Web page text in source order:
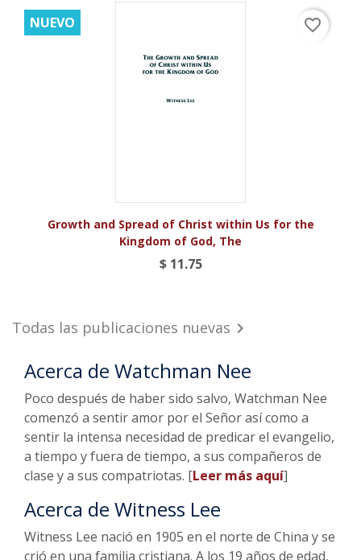
Growth and Spread of Christ within Us for the
Kingdom of God, The
$ 11.75
NUEVO favorite_border
Todas las publicaciones nuevas 
Acerca de Watchman Nee
Poco después de haber sido salvo, Watchman Nee
comenzó a sentir amor por el Señor así como a
sentir la intensa necesidad de predicar el evangelio,
a tiempo y fuera de tiempo, a sus compañeros de
clase y a sus compatriotas. [Leer más aquí]
Acerca de Witness Lee
Witness Lee nació en 1905 en el norte de China y se
crió en una familia cristiana. A los 19 años de edad,